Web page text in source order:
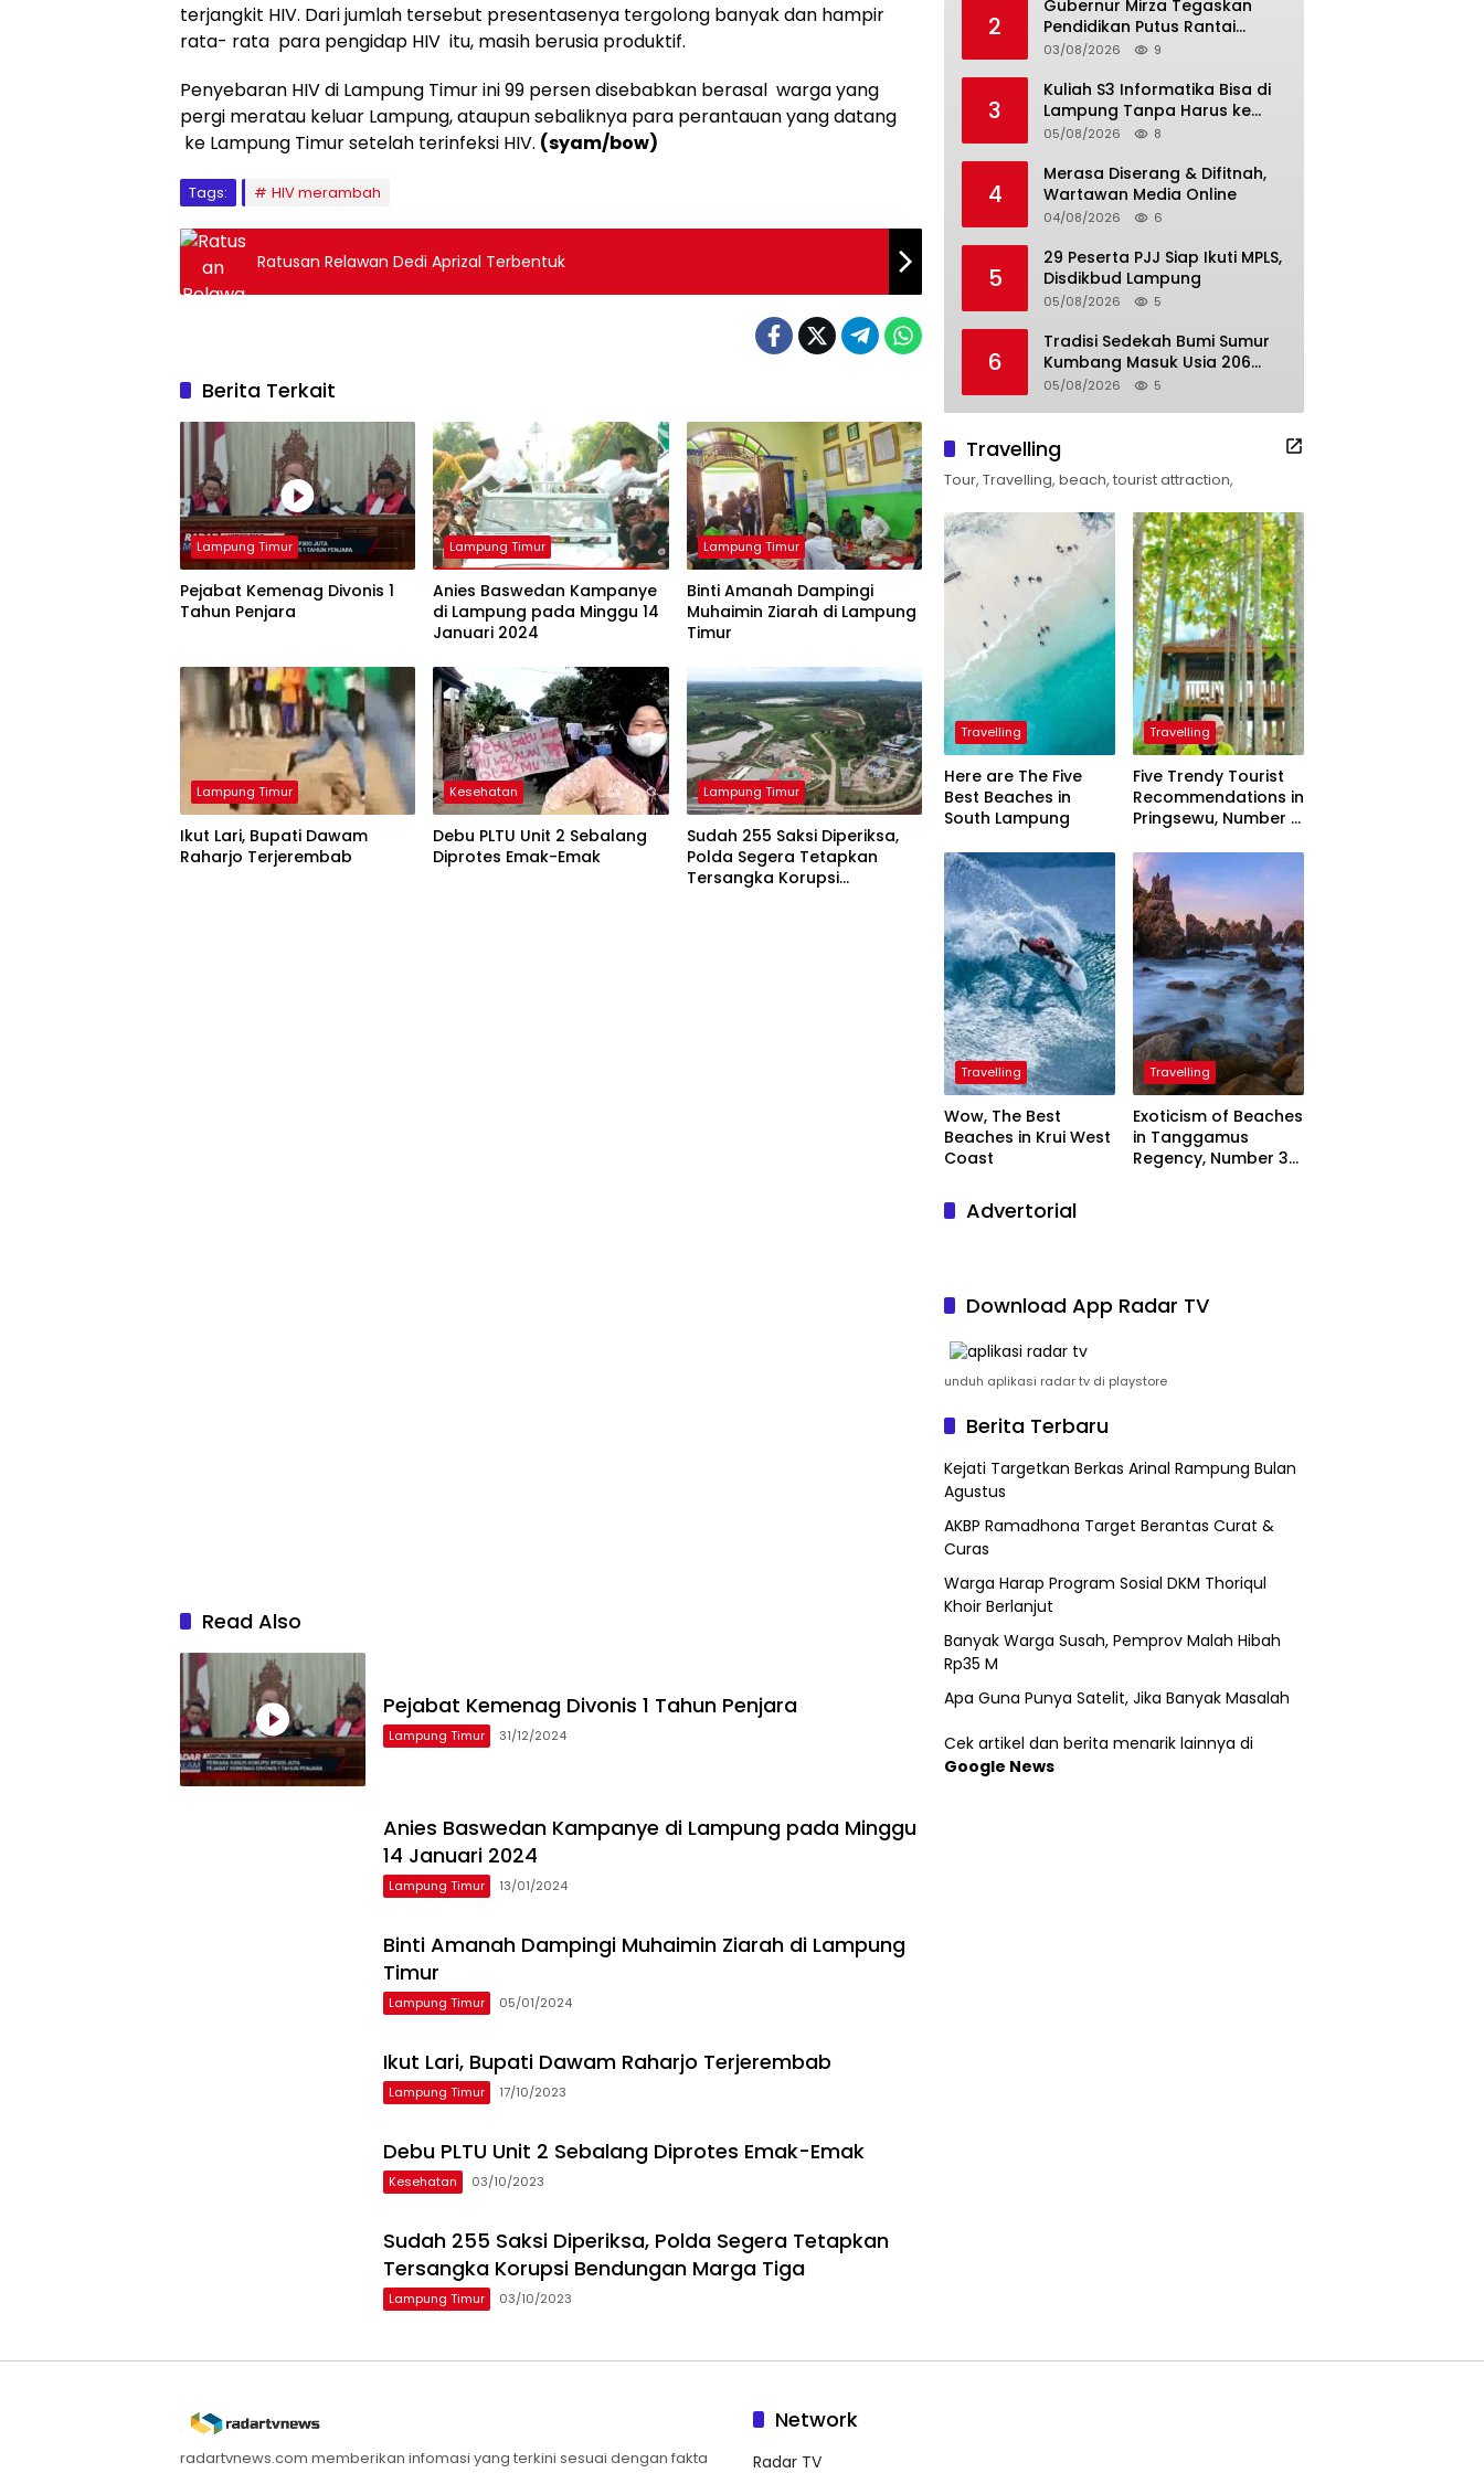
terjangkit HIV. Dari jumlah tersebut presentasenya tergolong banyak dan hampir
rata- rata para pengidap HIV itu, masih berusia produktif.
Penyebaran HIV di Lampung Timur ini 99 persen disebabkan berasal warga yang
pergi meratau keluar Lampung, ataupun sebaliknya para perantauan yang datang
ke Lampung Timur setelah terinfeksi HIV. (syam/bow)
Tags: HIV merambah
Ratusan Relawan Dedi Aprizal Terbentuk
Berita Terkait
Lampung Timur
Pejabat Kemenag Divonis 1
Tahun Penjara
Lampung Timur
Anies Baswedan Kampanye
di Lampung pada Minggu 14
Januari 2024
Lampung Timur
Binti Amanah Dampingi
Muhaimin Ziarah di Lampung
Timur
Lampung Timur
Ikut Lari, Bupati Dawam
Raharjo Terjerembab
Kesehatan
Debu PLTU Unit 2 Sebalang
Diprotes Emak-Emak
Lampung Timur
Sudah 255 Saksi Diperiksa,
Polda Segera Tetapkan
Tersangka Korupsi
Read Also
Pejabat Kemenag Divonis 1 Tahun Penjara
Lampung Timur 31/12/2024
Anies Baswedan Kampanye di Lampung pada Minggu
14 Januari 2024
Lampung Timur 13/01/2024
Binti Amanah Dampingi Muhaimin Ziarah di Lampung
Timur
Lampung Timur 05/01/2024
Ikut Lari, Bupati Dawam Raharjo Terjerembab
Lampung Timur 17/10/2023
Debu PLTU Unit 2 Sebalang Diprotes Emak-Emak
Kesehatan 03/10/2023
Sudah 255 Saksi Diperiksa, Polda Segera Tetapkan
Tersangka Korupsi Bendungan Marga Tiga
Lampung Timur 03/10/2023
2
Gubernur Mirza Tegaskan
Pendidikan Putus Rantai
Kemiskinan
03/08/2026 9
3
Kuliah S3 Informatika Bisa di
Lampung Tanpa Harus ke
Luar Daerah
05/08/2026 8
4
Merasa Diserang & Difitnah,
Wartawan Media Online
04/08/2026 6
5
29 Peserta PJJ Siap Ikuti MPLS,
Disdikbud Lampung
05/08/2026 5
6
Tradisi Sedekah Bumi Sumur
Kumbang Masuk Usia 206
Tahun
05/08/2026 5
Travelling
Tour, Travelling, beach, tourist attraction,
Travelling
Here are The Five
Best Beaches in
South Lampung
Travelling
Five Trendy Tourist
Recommendations in
Pringsewu, Number 3
President
Travelling
Wow, The Best
Beaches in Krui West
Coast
Travelling
Exoticism of Beaches
in Tanggamus
Regency, Number 3
Advertorial
Download App Radar TV
unduh aplikasi radar tv di playstore
Berita Terbaru
Kejati Targetkan Berkas Arinal Rampung Bulan
Agustus
AKBP Ramadhona Target Berantas Curat &
Curas
Warga Harap Program Sosial DKM Thoriqul
Khoir Berlanjut
Banyak Warga Susah, Pemprov Malah Hibah
Rp35 M
Apa Guna Punya Satelit, Jika Banyak Masalah
Cek artikel dan berita menarik lainnya di
Google News
radartvnews.com memberikan infomasi yang terkini sesuai dengan fakta
Network
Radar TV